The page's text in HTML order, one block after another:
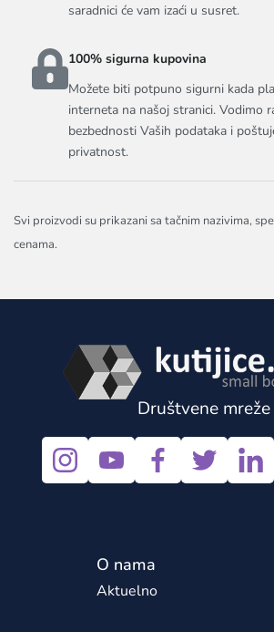
saradnici će vam izaći u susret.
100% sigurna kupovina
Možete biti potpuno sigurni kada
interneta na našoj stranici. Vodimo
bezbednosti Vaših podataka i
privatnost.
Svi proizvodi su prikazani sa tačnim nazivima,
cenama.
Društvene mreže
O nama
Aktuelno